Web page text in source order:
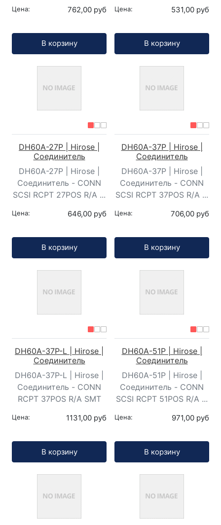
Цена: 762,00 руб
В корзину
Цена: 531,00 руб
В корзину
DH60A-27P | Hirose |
Соединитель
DH60A-27P | Hirose |
Соединитель - CONN
SCSI RCPT 27POS R/A ...
Цена: 646,00 руб
В корзину
DH60A-37P | Hirose |
Соединитель
DH60A-37P | Hirose |
Соединитель - CONN
SCSI RCPT 37POS R/A ...
Цена: 706,00 руб
В корзину
DH60A-37P-L | Hirose |
Соединитель
DH60A-37P-L | Hirose |
Соединитель - CONN
RCPT 37POS R/A SMT
Цена: 1131,00 руб
В корзину
DH60A-51P | Hirose |
Соединитель
DH60A-51P | Hirose |
Соединитель - CONN
SCSI RCPT 51POS R/A ...
Цена: 971,00 руб
В корзину